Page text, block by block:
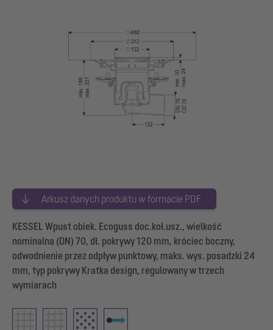
Arkusz danych produktu w formacie PDF
KESSEL Wpust obiek. Ecoguss doc.koł.usz., wielkość
nominalna (DN) 70, dł. pokrywy 120 mm, króciec boczny,
odwodnienie przez odpływ punktowy, maks. wys. posadzki 24
mm, typ pokrywy Kratka design, regulowany w trzech
wymiarach